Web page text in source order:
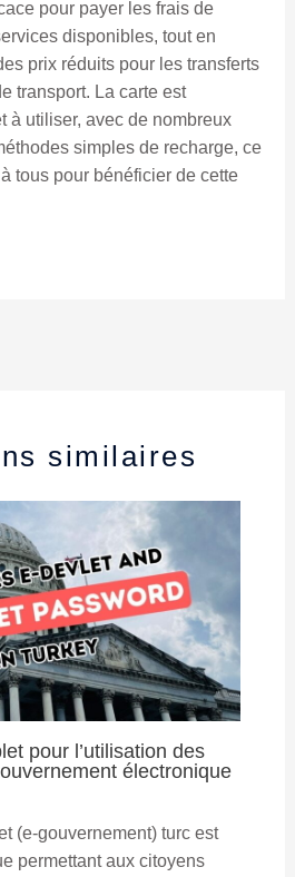
pour payer les frais de
disponibles, tout en
prix réduits pour les transferts
transport. La carte est
à utiliser, avec de nombreux
simples de recharge, ce
tous pour bénéficier de cette
similaires
pour l’utilisation des
électronique
(e-gouvernement) turc est
permettant aux citoyens